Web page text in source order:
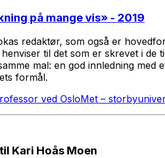
på mange vis» - 2019
redaktør, som også er
til det som er skrevet i de
mal: en god innledning
formål.
ved OsloMet –
Kari Hoås Moen